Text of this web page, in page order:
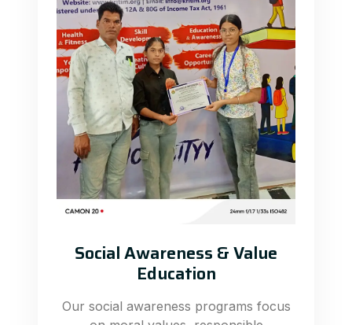
Social Awareness & Value
Education
Our social awareness programs focus